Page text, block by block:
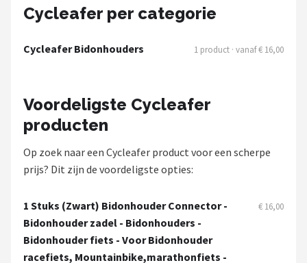
Volare
New Looxs
Schwalbe
Voltano
Shimano
Cycleafer per categorie
Cycleafer Bidonhouders 1 product · vanaf € 16,00
Voordeligste Cycleafer
producten
Op zoek naar een Cycleafer product voor een scherpe
prijs? Dit zijn de voordeligste opties:
1 Stuks (Zwart) Bidonhouder Connector -
Bidonhouder zadel - Bidonhouders -
Bidonhouder fiets - Voor Bidonhouder
racefiets, Mountainbike,marathonfiets -
€ 16,00